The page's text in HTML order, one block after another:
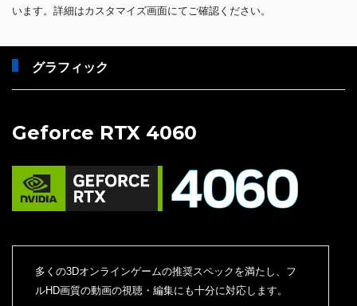
います。詳細はカスタマイズ画面にてご確認ください。
グラフィック
Geforce RTX 4060
多くの3Dオンラインゲームの推奨スペックを満たし、フ
ルHD画質の動画の視聴・編集にも十分に対応します。